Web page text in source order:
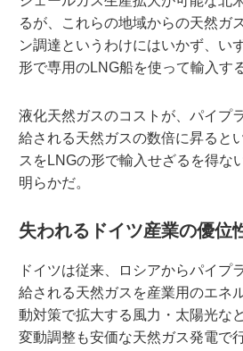
るが、これらの地域からの天然ガ
ン調達というわけにはいかず、い
形で専用のLNG船を使って輸入す
液化天然ガスのコストが、パイプ
給される天然ガスの数倍に昇ると
スをLNGの形で輸入せざるを得な
明らかだ。
失われるドイツ産業の優位
ドイツは従来、ロシアからパイプ
給される天然ガスを産業用のエネ
動対策で拡大する風力・太陽光な
変動調整も安価な天然ガス発電で